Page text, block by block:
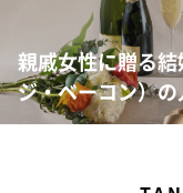
親戚女性に贈る
ジ・ベーコン）